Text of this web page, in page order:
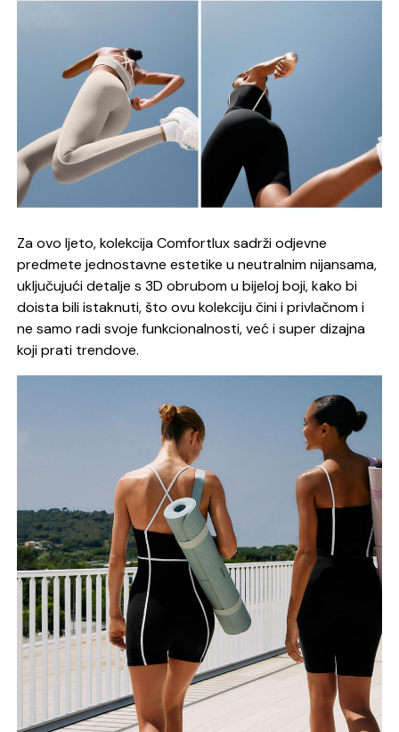
Za ovo ljeto, kolekcija Comfortlux sadrži odjevne
predmete jednostavne estetike u neutralnim nijansama,
uključujući detalje s 3D obrubom u bijeloj boji, kako bi
doista bili istaknuti, što ovu kolekciju čini i privlačnom i
ne samo radi svoje funkcionalnosti, već i super dizajna
koji prati trendove.